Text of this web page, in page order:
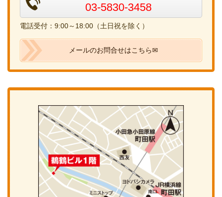
03-5830-3458
電話受付：9:00～18:00（土日祝を除く）
メールのお問合せはこちら✉